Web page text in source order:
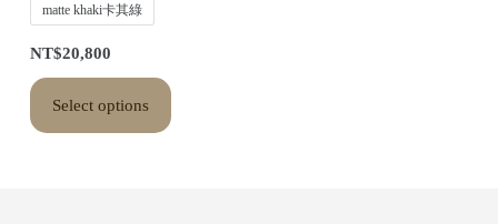
matte khaki卡其綠
NT$20,800
Select options